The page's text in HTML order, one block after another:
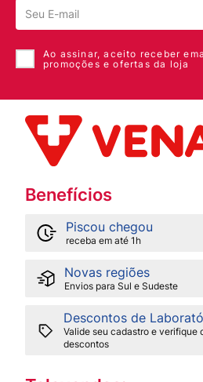
Ao assinar, aceito receber
promoções e ofertas da loja
Benefícios
Piscou chegou
receba em até 1h
Novas regiões
Envios para Sul e Sudeste
Descontos de
Valide seu cadastro e verifique
descontos